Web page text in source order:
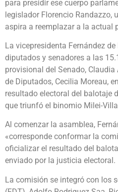
para presidir ese cuerpo
legislador Florencio Randazzo,
aspira a reemplazar a la actual
La vicepresidenta Fernández
diputados y senadores a las
provisional del Senado,
de Diputados, Cecilia Moreau,
resultado electoral del balotaje
que triunfó el binomio Milei-
Al comenzar la asamblea,
«corresponde conformar la
oficializar el resultado del
enviado por la justicia electoral.
La comisión se integró con los